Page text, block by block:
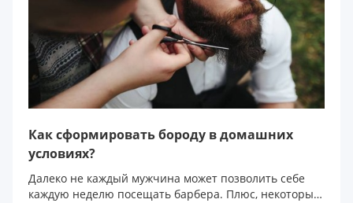
Как сформировать бороду в домашних
условиях?
Далеко не каждый мужчина может позволить себе
каждую неделю посещать барбера. Плюс, некоторые